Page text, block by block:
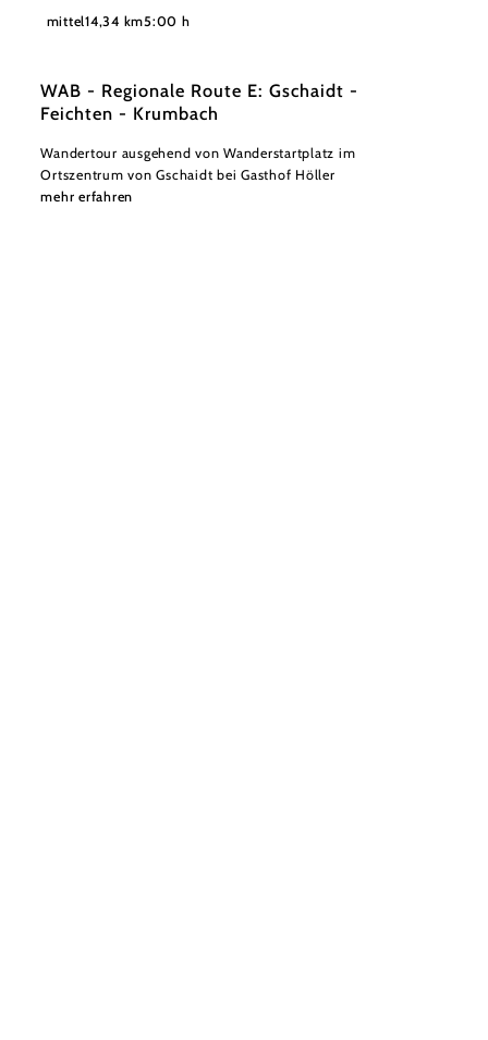
©
© Schloss Krumbach
mittel14,34 km5:00 h
WAB - Regionale Route E: Gschaidt -
Feichten - Krumbach
Wandertour ausgehend von Wanderstartplatz im
Ortszentrum von Gschaidt bei Gasthof Höller
mehr erfahren